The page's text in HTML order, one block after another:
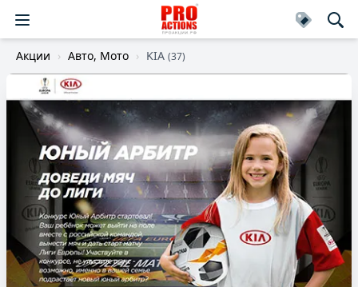
Акции Авто, Мото KIA (37)